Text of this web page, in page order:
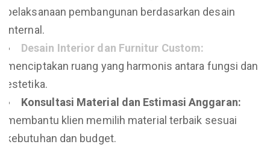
pelaksanaan pembangunan berdasarkan desain
internal.
Desain Interior dan Furnitur Custom:
menciptakan ruang yang harmonis antara fungsi dan
estetika.
Konsultasi Material dan Estimasi Anggaran:
membantu klien memilih material terbaik sesuai
kebutuhan dan budget.